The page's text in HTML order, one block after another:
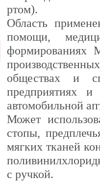
ртом).
Область
помощи,
формированиях
обществах и
предприятиях и
автомобильной
Может
стопы,
мягких тканей
с ручкой.